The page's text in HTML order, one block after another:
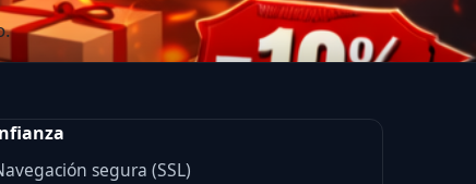
segura (SSL)